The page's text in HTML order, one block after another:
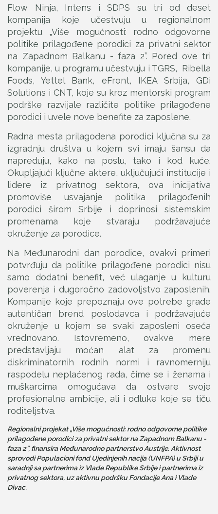
Flow Ninja, Intens i SDPS su tri od deset
kompanija koje učestvuju u regionalnom
projektu „Više mogućnosti: rodno odgovorne
politike prilagođene porodici za privatni sektor
na Zapadnom Balkanu - faza 2”. Pored ove tri
kompanije, u programu učestvuju i TGRS, Ribella
Foods, Yettel Bank, eFront, IKEA Srbija, GDi
Solutions i CNT, koje su kroz mentorski program
podrške razvijale različite politike prilagođene
porodici i uvele nove benefite za zaposlene.
Radna mesta prilagođena porodici ključna su za
izgradnju društva u kojem svi imaju šansu da
napreduju, kako na poslu, tako i kod kuće.
Okupljajući ključne aktere, uključujući institucije i
lidere iz privatnog sektora, ova inicijativa
promoviše usvajanje politika prilagođenih
porodici širom Srbije i doprinosi sistemskim
promenama koje stvaraju podržavajuće
okruženje za porodice.
Na Međunarodni dan porodice, ovakvi primeri
potvrđuju da politike prilagođene porodici nisu
samo dodatni benefit, već ulaganje u kulturu
poverenja i dugoročno zadovoljstvo zaposlenih.
Kompanije koje prepoznaju ove potrebe grade
autentičan brend poslodavca i podržavajuće
okruženje u kojem se svaki zaposleni oseća
vrednovano. Istovremeno, ovakve mere
predstavljaju moćan alat za promenu
diskriminatornih rodnih normi i ravnomerniju
raspodelu neplaćenog rada, čime se i ženama i
muškarcima omogućava da ostvare svoje
profesionalne ambicije, ali i odluke koje se tiču
roditeljstva.
Regionalni projekat „Više mogućnosti: rodno odgovorne politike
prilagođene porodici za privatni sektor na Zapadnom Balkanu -
faza 2”, finansira Međunarodno partnerstvo Austrije. Aktivnost
sprovodi Populacioni fond Ujedinjenih nacija (UNFPA) u Srbiji u
saradnji sa partnerima iz Vlade Republike Srbije i partnerima iz
privatnog sektora, uz aktivnu podršku Fondacije Ana i Vlade
Divac.